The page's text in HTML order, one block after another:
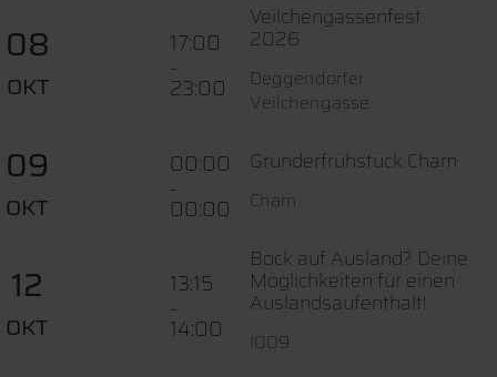
08
OKT
17:00
-
23:00
Veilchengassenfest
2026
Deggendorfer
Veilchengasse
09
OKT
00:00
-
00:00
Gründerfrühstück Cham
Cham
12
OKT
13:15
-
14:00
Bock auf Ausland? Deine
Möglichkeiten für einen
Auslandsaufenthalt!
I009